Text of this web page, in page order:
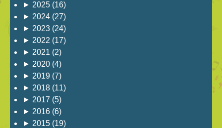
► 2025 (16)
► 2024 (27)
► 2023 (24)
► 2022 (17)
► 2021 (2)
► 2020 (4)
► 2019 (7)
► 2018 (11)
► 2017 (5)
► 2016 (6)
► 2015 (19)